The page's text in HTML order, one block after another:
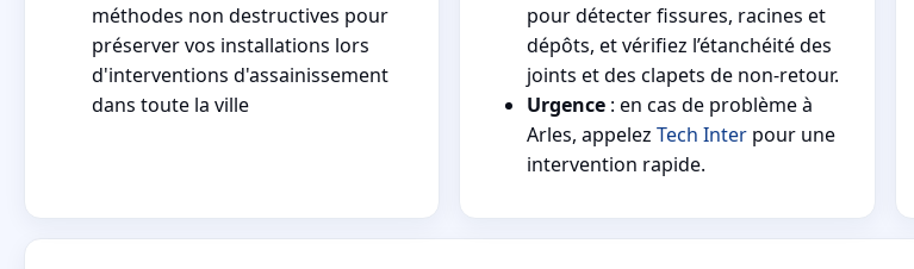
méthodes non destructives pour
préserver vos installations lors
d'interventions d'assainissement
dans toute la ville
pour détecter fissures, racines et
dépôts, et vérifiez l’étanchéité des
joints et des clapets de non-retour.
Urgence : en cas de problème à
Arles, appelezTech Inter pour une
intervention rapide.